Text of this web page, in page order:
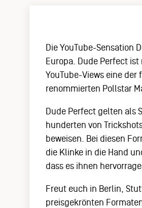
Die YouTube-Sensation
Europa. Dude Perfect
YouTube-Views eine
renommierten Pollstar
Dude Perfect gelten als
hunderten von
beweisen. Bei diesen
die Klinke in die Hand
dass es ihnen
Freut euch in Berlin,
preisgekrönten